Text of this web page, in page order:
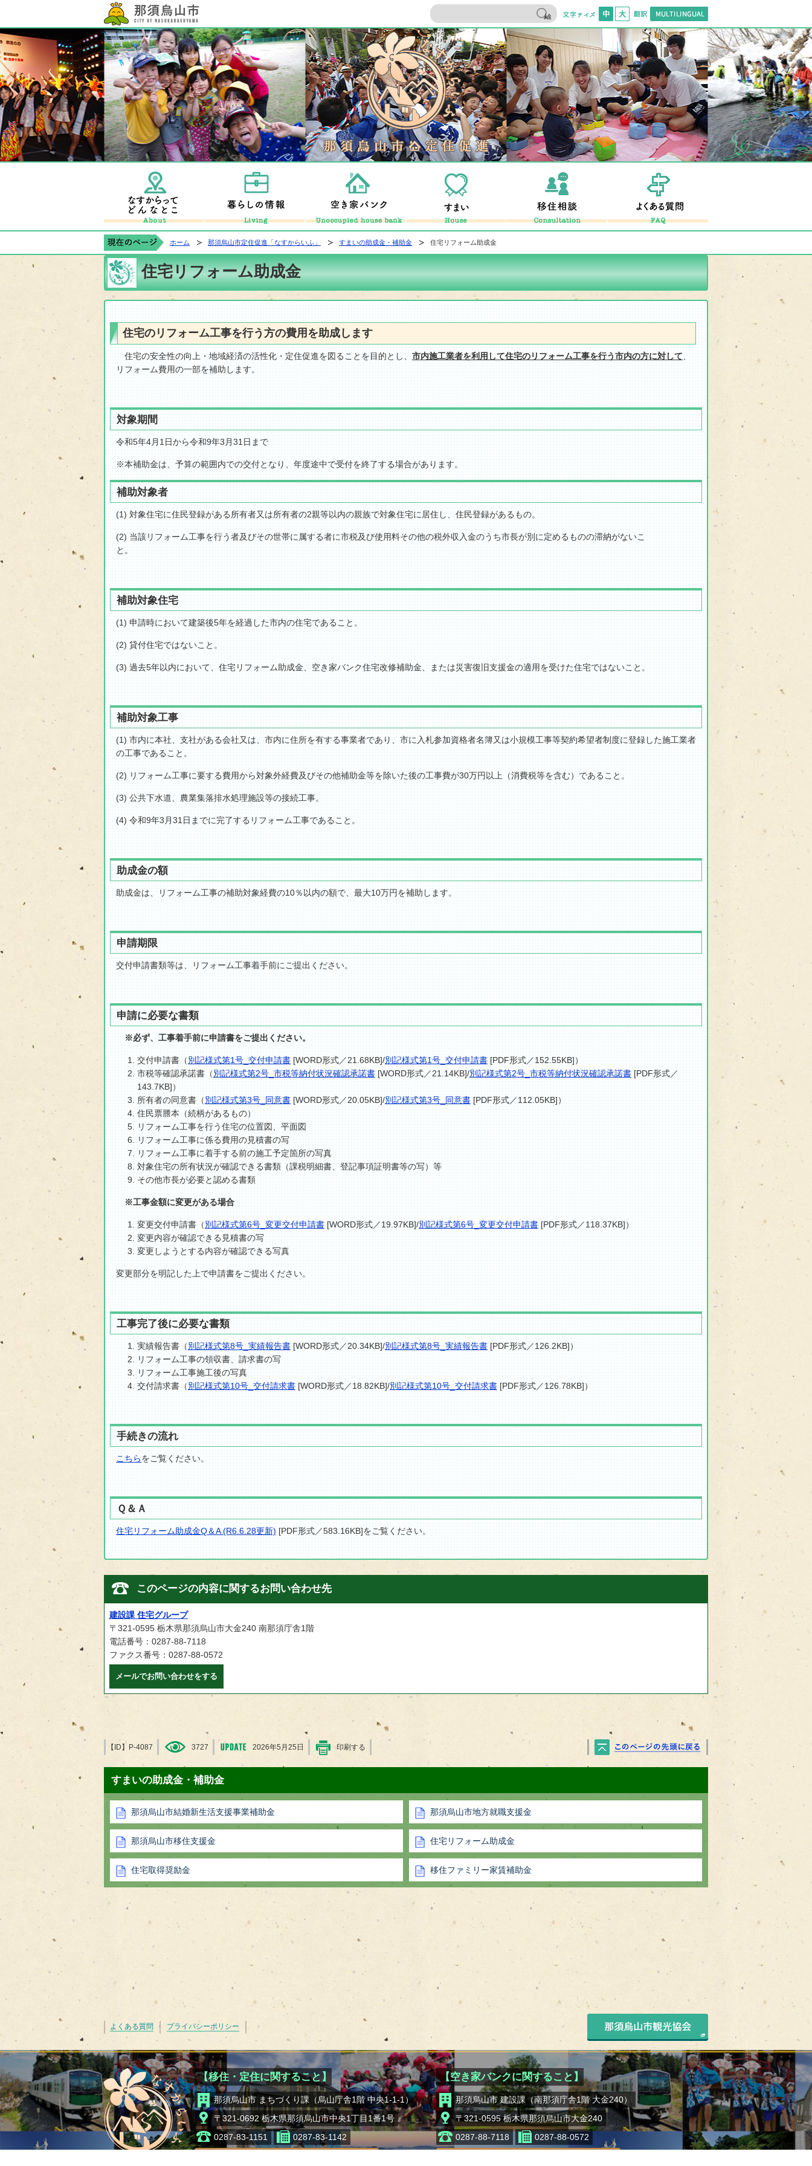
那須烏山市定住促進ホームページ
文字サイズ
標準 拡大 翻訳
なすからすやまってどんなとこ？暮らしの情報 空き家バンク
ホーム 那須烏山市定住促進「なすからいふ」 すまいの助成金・補助金 住宅リフォーム助成金
住宅リフォーム助成金
住宅のリフォーム工事を行う方の費用を助成します
住宅の安全性の向上・地域経済の活性化・定住促進を図ることを目的とし、 市内施工業者を利用して住宅のリフォーム工事を行う市内の方に対して
リフォーム費用の一部を補助します。
対象期間
令和5年4月1日から令和9年3月31日まで
※本補助金は、予算の範囲内での交付となり、年度途中で受付を終了する場合があります。
補助対象者
(1) 対象住宅に住民登録がある所有者又は所有者の2親等以内の親族で対象住宅に居住し、住民登録があるもの。
(2) 当該リフォーム工事を行う者及びその世帯に属する者に市税及び使用料その他の税外収入金のうち市長が別に定めるものの滞納がないこ
と。
補助対象住宅
(1) 申請時において建築後5年を経過した市内の住宅であること。
(2) 貸付住宅ではないこと。
(3) 過去5年以内において、住宅リフォーム助成金、空き家バンク住宅改修補助金、または災害復旧支援金の適用を受けた住宅ではないこと。
補助対象工事
(1) 市内に本社、支社がある会社又は、市内に住所を有する事業者であり、市に入札参加資格者名簿又は小規模工事等契約希望者制度に登録した施工業者
の工事であること。
(2) リフォーム工事に要する費用から対象外経費及びその他補助金等を除いた後の工事費が30万円以上（消費税等を含む）であること。
(3) 公共下水道、農業集落排水処理施設等の接続工事。
(4) 令和9年3月31日までに完了するリフォーム工事であること。
助成金の額
助成金は、リフォーム工事の補助対象経費の10％以内の額で、最大10万円を補助します。
申請期限
交付申請書類等は、リフォーム工事着手前にご提出ください。
申請に必要な書類
※必ず、工事着手前に申請書をご提出ください。
交付申請書（別記様式第1号_交付申請書 [WORD形式／21.68KB]/別記様式第1号_交付申請書 [PDF形式／152.55KB]）
市税等確認承諾書（別記様式第2号_市税等納付状況確認承諾書 [WORD形式／21.14KB]/別記様式第2号_市税等納付状況確認承諾書 [PDF形式／
143.7KB]）
所有者の同意書（別記様式第3号_同意書 [WORD形式／20.05KB]/別記様式第3号_同意書 [PDF形式／112.05KB]）
住民票謄本（続柄があるもの）
リフォーム工事を行う住宅の位置図、平面図
リフォーム工事に係る費用の見積書の写
リフォーム工事に着手する前の施工予定箇所の写真
対象住宅の所有状況が確認できる書類（課税明細書、登記事項証明書等の写）等
その他市長が必要と認める書類
※工事金額に変更がある場合
変更交付申請書（別記様式第6号_変更交付申請書 [WORD形式／19.97KB]/別記様式第6号_変更交付申請書 [PDF形式／118.37KB]）
変更内容が確認できる見積書の写
変更しようとする内容が確認できる写真
変更部分を明記した上で申請書をご提出ください。
工事完了後に必要な書類
実績報告書（別記様式第8号_実績報告書 [WORD形式／20.34KB]/別記様式第8号_実績報告書 [PDF形式／126.2KB]）
リフォーム工事の領収書、請求書の写
リフォーム工事施工後の写真
交付請求書（別記様式第10号_交付請求書 [WORD形式／18.82KB]/別記様式第10号_交付請求書 [PDF形式／126.78KB]）
手続きの流れ
こちらをご覧ください。
Ｑ＆Ａ
住宅リフォーム助成金Q＆A (R6.6.28更新) [PDF形式／583.16KB]をご覧ください。
このページの内容に関するお問い合わせ先
建設課 住宅グループ
〒321-0595 栃木県那須烏山市大金240 南那須庁舎1階
電話番号：0287-88-7118
ファクス番号：0287-88-0572
メールでお問い合わせをする
【ID】 P-4087 3727 2026年5月25日 印刷する PAGE TOP
すまいの助成金・補助金
那須烏山市結婚新生活支援事業補助金 那須烏山市地方就職支援金
那須烏山市移住支援金 住宅リフォーム助成金
住宅取得奨励金 移住ファミリー家賃補助金
よくある質問 プライバシーポリシー
【移住・定住に関すること】
那須烏山市 まちづくり課（烏山庁舎1階 中央1-1-1）
〒321-0692 栃木県那須烏山市中央1丁目1番1号
0287-83-1151
0287-83-1142
【空き家バンクに関すること】
那須烏山市 建設課（南那須庁舎1階 大金240）
〒321-0595 栃木県那須烏山市大金240
0287-88-7118
0287-88-0572